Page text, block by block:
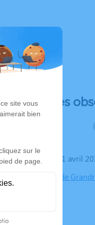
Déroulé des
Le mardi 01 avril
Cimetière de